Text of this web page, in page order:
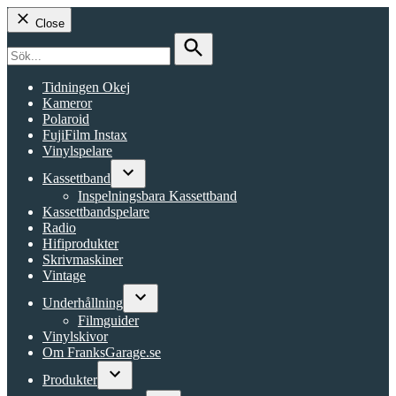
Close
for:
Search
Tidningen Okej
Kameror
Polaroid
FujiFilm Instax
Vinylspelare
Kassettband
Open
dropdown
menu
Inspelningsbara Kassettband
Kassettbandspelare
Radio
Hifiprodukter
Skrivmaskiner
Vintage
Underhållning
Open
Filmguider
Vinylskivor
Om FranksGarage.se
Produkter
Open